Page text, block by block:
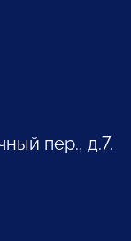
пер., д.7.